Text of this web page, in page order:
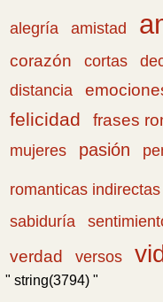
alegría amistad
corazón
cortas
distancia
felicidad frases
mujeres
pasión
romanticas indirectas
sabiduría
verdad
versos
" string(3794) "